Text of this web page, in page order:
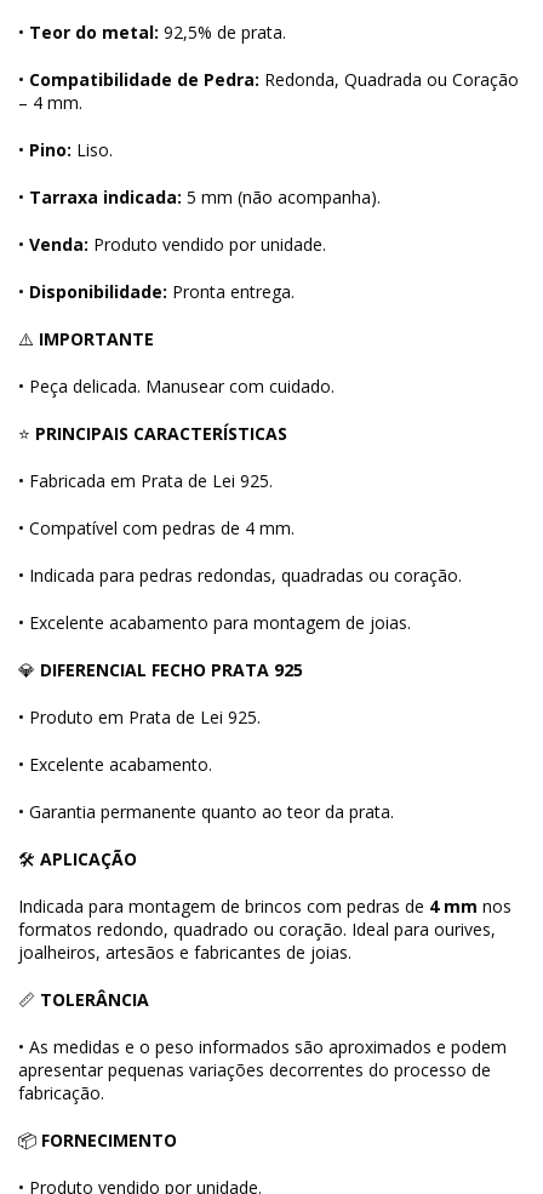
• Teor do metal: 92,5% de prata.
• Compatibilidade de Pedra: Redonda, Quadrada ou Coração
– 4 mm.
• Pino: Liso.
• Tarraxa indicada: 5 mm (não acompanha).
• Venda: Produto vendido por unidade.
• Disponibilidade: Pronta entrega.
⚠️ IMPORTANTE
• Peça delicada. Manusear com cuidado.
⭐ PRINCIPAIS CARACTERÍSTICAS
• Fabricada em Prata de Lei 925.
• Compatível com pedras de 4 mm.
• Indicada para pedras redondas, quadradas ou coração.
• Excelente acabamento para montagem de joias.
💎 DIFERENCIAL FECHO PRATA 925
• Produto em Prata de Lei 925.
• Excelente acabamento.
• Garantia permanente quanto ao teor da prata.
🛠 APLICAÇÃO
Indicada para montagem de brincos com pedras de 4 mm nos
formatos redondo, quadrado ou coração. Ideal para ourives,
joalheiros, artesãos e fabricantes de joias.
📏 TOLERÂNCIA
• As medidas e o peso informados são aproximados e podem
apresentar pequenas variações decorrentes do processo de
fabricação.
📦 FORNECIMENTO
• Produto vendido por unidade.